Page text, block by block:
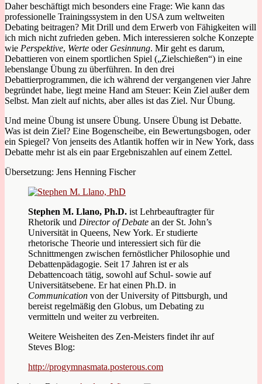
Daher beschäftigt mich besonders eine Frage: Wie kann das
professionelle Trainingssystem in den USA zum weltweiten
Debating beitragen? Mit Drill und dem Erwerb von Fähigkeiten will
ich mich nicht zufrieden geben. Mich interessieren solche Konzepte
wie Perspektive, Werte oder Gesinnung. Mir geht es darum,
Debattieren von einem sportlichen Spiel („Zielschießen“) in eine
lebenslange Übung zu überführen. In den drei
Debattierprogrammen, die ich während der vergangenen vier Jahre
begründet habe, liegt meine Hand am Steuer: Kein Ziel außer dem
Selbst. Man zielt auf nichts, aber alles ist das Ziel. Nur Übung.
Und meine Übung ist unsere Übung. Unsere Übung ist Debatte.
Was ist dein Ziel? Eine Bogenscheibe, ein Bewertungsbogen, oder
ein Spiegel? Von jenseits des Atlantik hoffen wir in New York, dass
Debatte mehr ist als ein paar Ergebniszahlen auf einem Zettel.
Übersetzung: Jens Henning Fischer
Stephen M. Llano, Ph.D. ist Lehrbeauftragter für
Rhetorik und Director of Debate an der St. John’s
Universität in Queens, New York. Er studierte
rhetorische Theorie und interessiert sich für die
Schnittmengen zwischen fernöstlicher Philosophie und
Debattenpädagogie. Seit 17 Jahren ist er als
Debattencoach tätig, sowohl auf Schul- sowie auf
Universitätsebene. Er hat einen Ph.D. in
Communication von der University of Pittsburgh, und
bereist regelmäßig den Globus, um Debating zu
vermitteln und weiter zu verbreiten.
Weitere Weisheiten des Zen-Meisters findet ihr auf
Steves Blog:
http://progymnasmata.posterous.com